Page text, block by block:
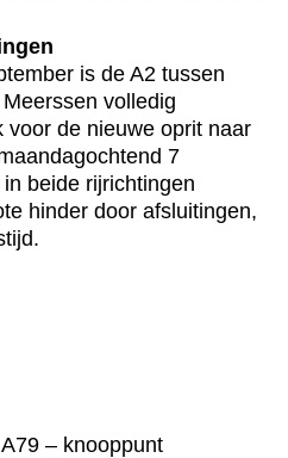
is de A2 tussen
volledig
de nieuwe oprit naar
7
beide rijrichtingen
hinder door afsluitingen,
– knooppunt